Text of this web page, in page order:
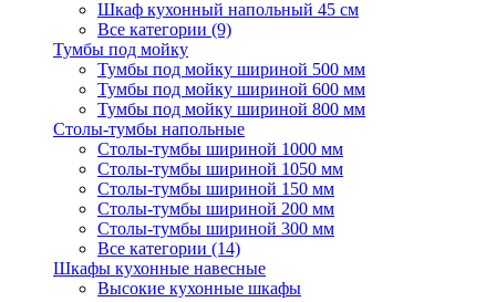
Шкаф кухонный напольный 45 см
Все категории (9)
Тумбы под мойку
Тумбы под мойку шириной 500 мм
Тумбы под мойку шириной 600 мм
Тумбы под мойку шириной 800 мм
Столы-тумбы напольные
Столы-тумбы шириной 1000 мм
Столы-тумбы шириной 1050 мм
Столы-тумбы шириной 150 мм
Столы-тумбы шириной 200 мм
Столы-тумбы шириной 300 мм
Все категории (14)
Шкафы кухонные навесные
Высокие кухонные шкафы